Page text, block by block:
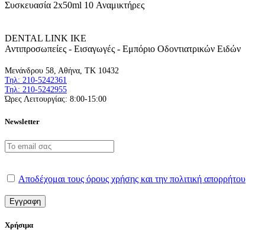
Συσκευασία 2x50ml 10 Αναμικτήρες
DENTAL LINK ΙΚΕ
Αντιπροσωπείες - Εισαγωγές - Εμπόριο Οδοντιατρικών Ειδών
Μενάνδρου 58, Αθήνα, ΤΚ 10432
Τηλ: 210-5242361
Τηλ: 210-5242955
Ώρες Λειτουργίας: 8:00-15:00
Newsletter
Αποδέχομαι τους όρους χρήσης και την πολιτική απορρήτου
Χρήσιμα